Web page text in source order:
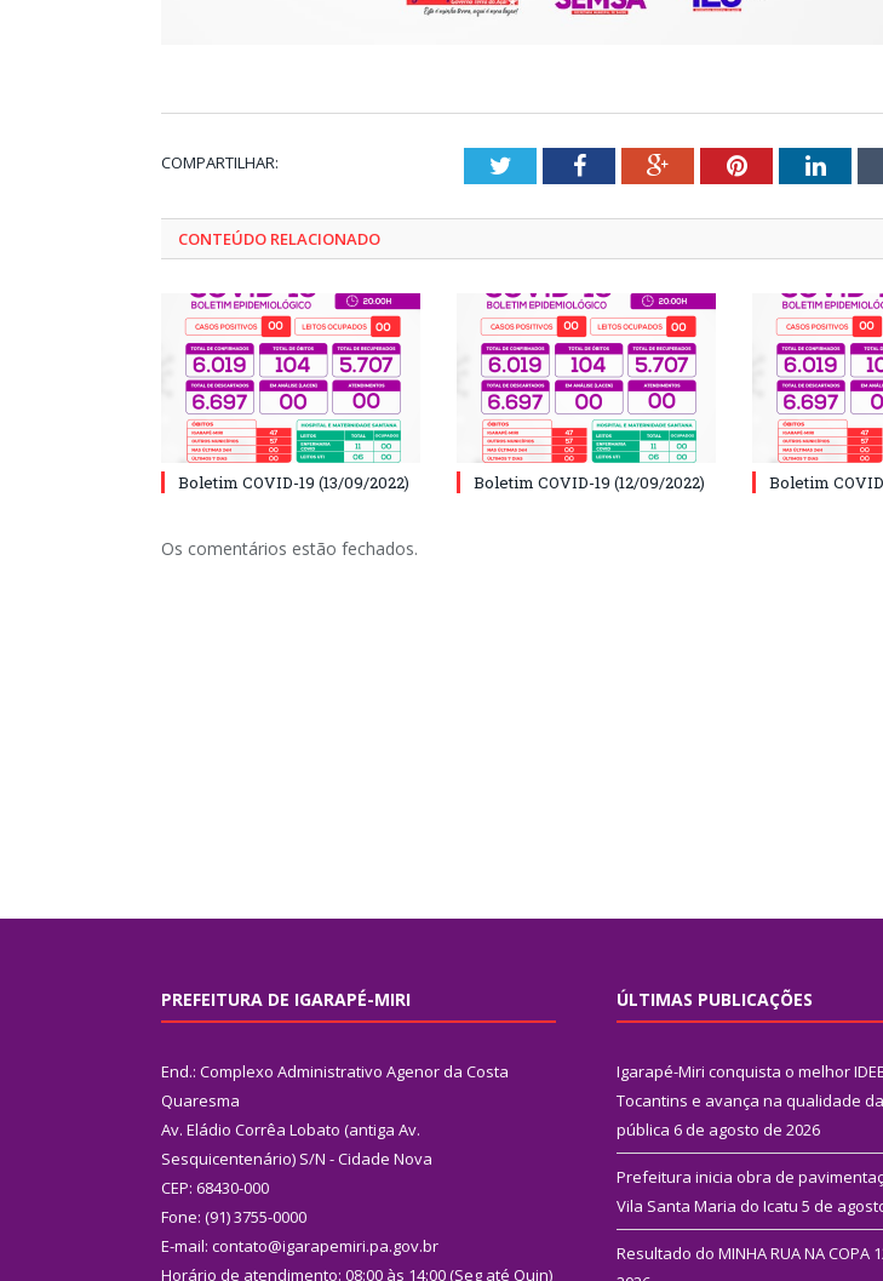
COMPARTILHAR: TwitterFacebookGoogle+Pinterest
CONTEÚDO RELACIONADO
Boletim COVID-19 (13/09/2022) Boletim COVID-19 (12/09/2022) Boletim
Os comentários estão fechados.
PREFEITURA DE IGARAPÉ-MIRI
End.: Complexo Administrativo Agenor da Costa
Quaresma
Av. Eládio Corrêa Lobato (antiga Av.
Sesquicentenário) S/N - Cidade Nova
CEP: 68430-000
Fone: (91) 3755-0000
E-mail: contato@igarapemiri.pa.gov.br
Horário de atendimento: 08:00 às 14:00 (Seg até Quin)
ÚLTIMAS PUBLICAÇÕES
Igarapé-Miri conquista o melhor
Tocantins e avança na qualidade
pública 6 de agosto de 2026
Prefeitura inicia obra de
Vila Santa Maria do Icatu 5 de
Resultado do MINHA RUA NA COPA